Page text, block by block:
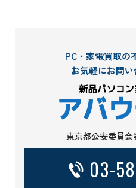
PC・家電買取の
お気軽にお問
東京都公安委員会
03-